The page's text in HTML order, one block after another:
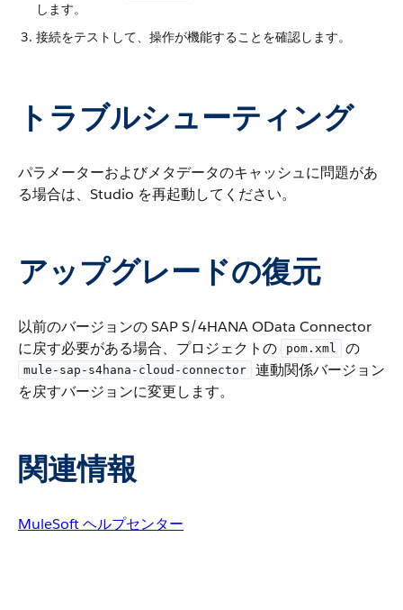
します。
接続をテストして、操作が機能することを確認します。
トラブルシューティング
パラメーターおよびメタデータのキャッシュに問題があ
る場合は、Studio を再起動してください。
アップグレードの復元
以前のバージョンの SAP S/4HANA OData Connector
に戻す必要がある場合、プロジェクトの ​
pom.xml ​ の ​
mule-sap-s4hana-cloud-connector
​ 連動関係バージョン
を戻すバージョンに変更します。
関連情報
MuleSoft ヘルプセンター